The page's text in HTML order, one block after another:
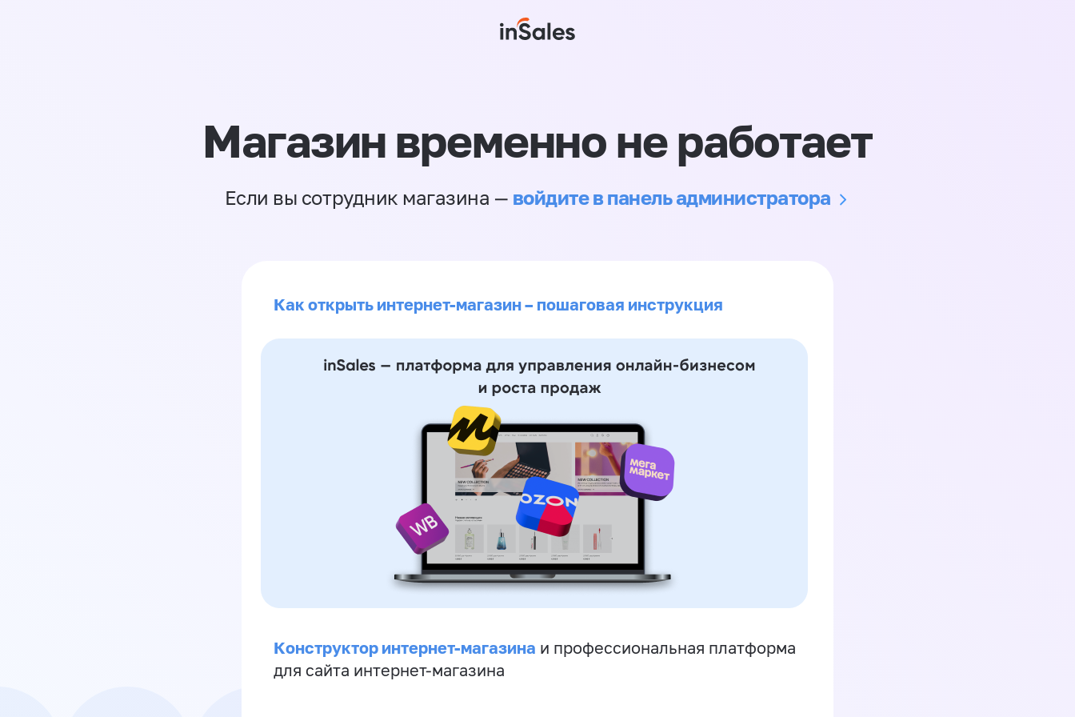
Магазин временно не работает
Если вы сотрудник магазина — войдите в панель администратора
Как открыть интернет-магазин – пошаговая инструкция
Конструктор интернет-магазина и профессиональная платформа
для сайта интернет-магазина